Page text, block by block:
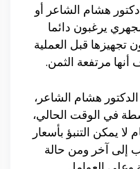
هشام الشاعر أو
يرغبون دائما
تجهيزها قبل العملية
مرتفعة الثمن.
هشام الشاعر،
في الوقت الحالي،
يمكن التنبؤ بأسعار
إلى آخر ومن حالة